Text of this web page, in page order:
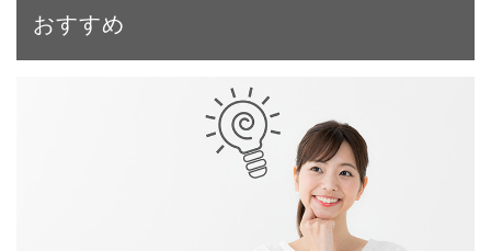
おすすめ